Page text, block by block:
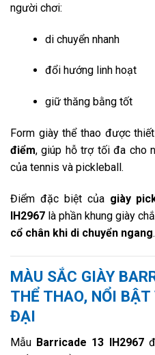
người chơi:
di chuyển nhanh
đổi hướng linh hoạt
giữ thăng bằng tốt
Form giày thể thao được
điểm, giúp hỗ trợ tối đa cho
của tennis và pickleball.
Điểm đặc biệt của giày
IH2967 là phần khung giày
cổ chân khi di chuyển ngang.
MÀU SẮC GIÀY
THỂ THAO, NỔI
ĐẠI
Mẫu Barricade 13 IH2967